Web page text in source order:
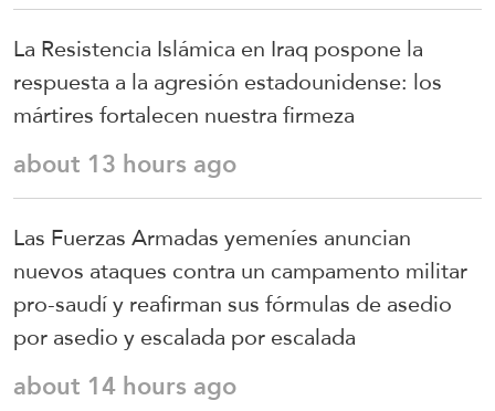
La Resistencia Islámica en Iraq pospone la
respuesta a la agresión estadounidense: los
mártires fortalecen nuestra firmeza
about 13 hours ago
Las Fuerzas Armadas yemeníes anuncian
nuevos ataques contra un campamento militar
pro-saudí y reafirman sus fórmulas de asedio
por asedio y escalada por escalada
about 14 hours ago